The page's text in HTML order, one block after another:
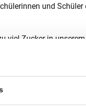
und
viel Zucker in
in dieser Woche
in der